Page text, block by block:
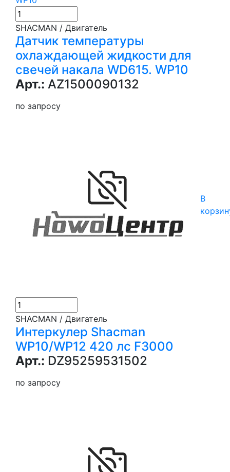
SHACMAN / Двигатель
Датчик температуры
охлаждающей жидкости для
свечей накала WD615. WP10
Арт.: AZ1500090132
по запросу
В
SHACMAN / Двигатель
Интеркулер Shacman
WP10/WP12 420 лс F3000
Арт.: DZ95259531502
по запросу